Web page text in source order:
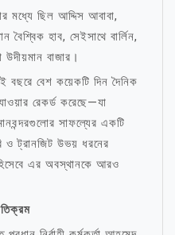
ছিল আদ্দিস আবাবা,
হাব, সেইসাথে বার্লিন,
বাজার।
বছরে বেশ কয়েকটি দিন দৈনিক
রেকর্ড করেছে—যা
সাফল্যের একটি
ট্রানজিট উভয় ধরনের
এর অবস্থানকে আরও